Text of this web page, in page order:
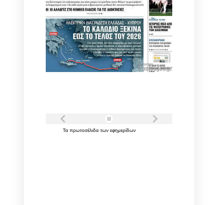
Τα πρωτοσέλιδα των εφημερίδων